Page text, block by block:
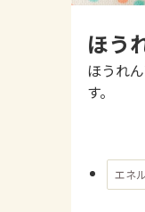
ほう
ほうれ
す。
エネ